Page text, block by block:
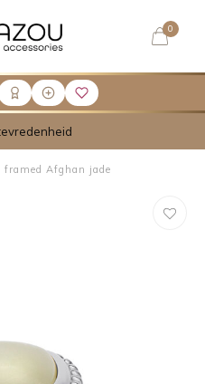
0
framed Afghan jade